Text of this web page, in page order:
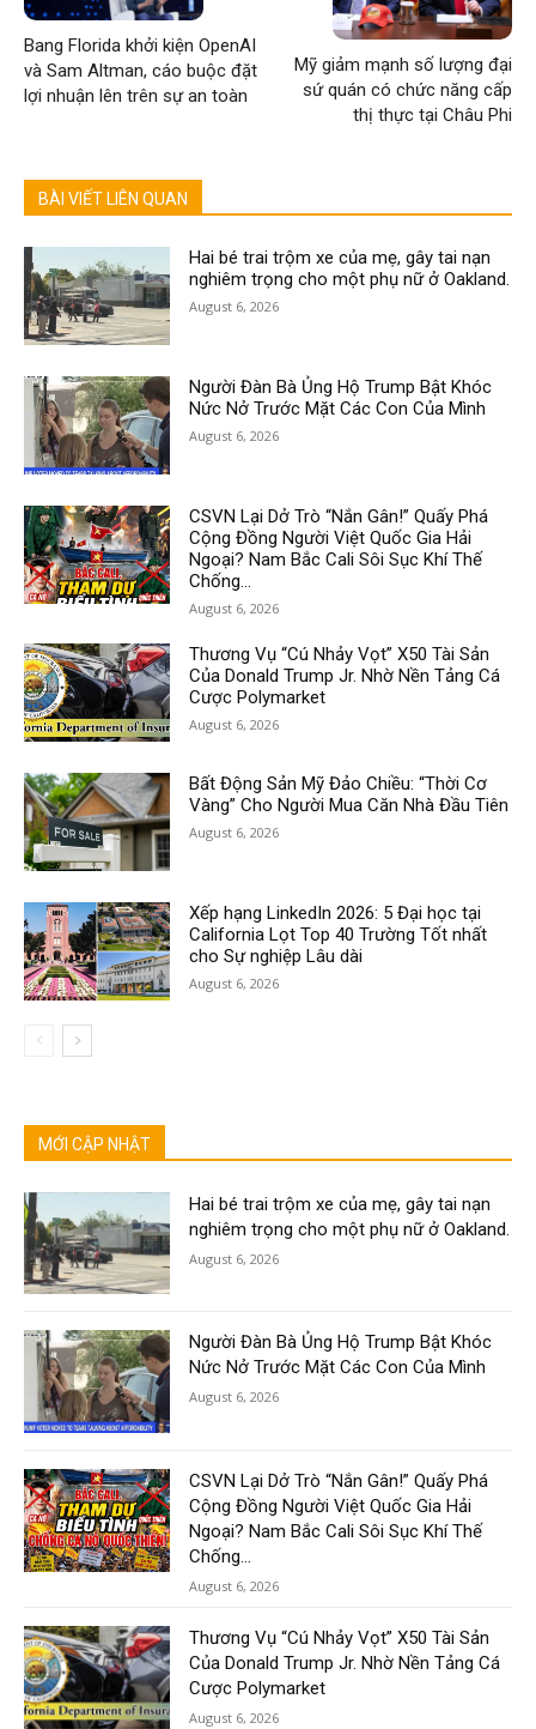
Bang Florida khởi kiện OpenAI
và Sam Altman, cáo buộc đặt
lợi nhuận lên trên sự an toàn
Mỹ giảm mạnh số lượng đại
sứ quán có chức năng cấp
thị thực tại Châu Phi
BÀI VIẾT LIÊN QUAN
Hai bé trai trộm xe của mẹ, gây tai nạn
nghiêm trọng cho một phụ nữ ở Oakland.
August 6, 2026
Người Đàn Bà Ủng Hộ Trump Bật Khóc
Nức Nở Trước Mặt Các Con Của Mình
August 6, 2026
CSVN Lại Dở Trò “Nắn Gân!” Quấy Phá
Cộng Đồng Người Việt Quốc Gia Hải
Ngoại? Nam Bắc Cali Sôi Sục Khí Thế
Chống...
August 6, 2026
Thương Vụ “Cú Nhảy Vọt” X50 Tài Sản
Của Donald Trump Jr. Nhờ Nền Tảng Cá
Cược Polymarket
August 6, 2026
Bất Động Sản Mỹ Đảo Chiều: “Thời Cơ
Vàng” Cho Người Mua Căn Nhà Đầu Tiên
August 6, 2026
Xếp hạng LinkedIn 2026: 5 Đại học tại
California Lọt Top 40 Trường Tốt nhất
cho Sự nghiệp Lâu dài
August 6, 2026
MỚI CẬP NHẬT
Hai bé trai trộm xe của mẹ, gây tai nạn
nghiêm trọng cho một phụ nữ ở Oakland.
August 6, 2026
Người Đàn Bà Ủng Hộ Trump Bật Khóc
Nức Nở Trước Mặt Các Con Của Mình
August 6, 2026
CSVN Lại Dở Trò “Nắn Gân!” Quấy Phá
Cộng Đồng Người Việt Quốc Gia Hải
Ngoại? Nam Bắc Cali Sôi Sục Khí Thế
Chống...
August 6, 2026
Thương Vụ “Cú Nhảy Vọt” X50 Tài Sản
Của Donald Trump Jr. Nhờ Nền Tảng Cá
Cược Polymarket
August 6, 2026